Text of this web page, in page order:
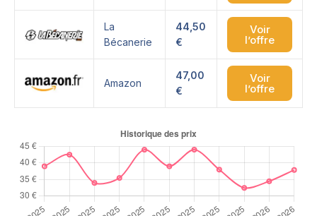
La
Bécanerie
44,50
€
Voir
l’offre
Amazon
47,00
€
Voir
l’offre